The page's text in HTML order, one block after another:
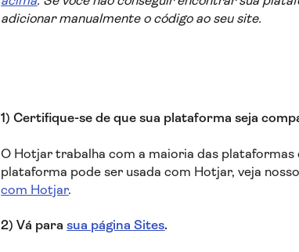
adicionar manualmente o código ao seu site.
1) Certifique-se de que sua plataforma seja
O Hotjar trabalha com a maioria das plataformas
plataforma pode ser usada com Hotjar, veja
com Hotjar.
2) Vá parasua página Sites.